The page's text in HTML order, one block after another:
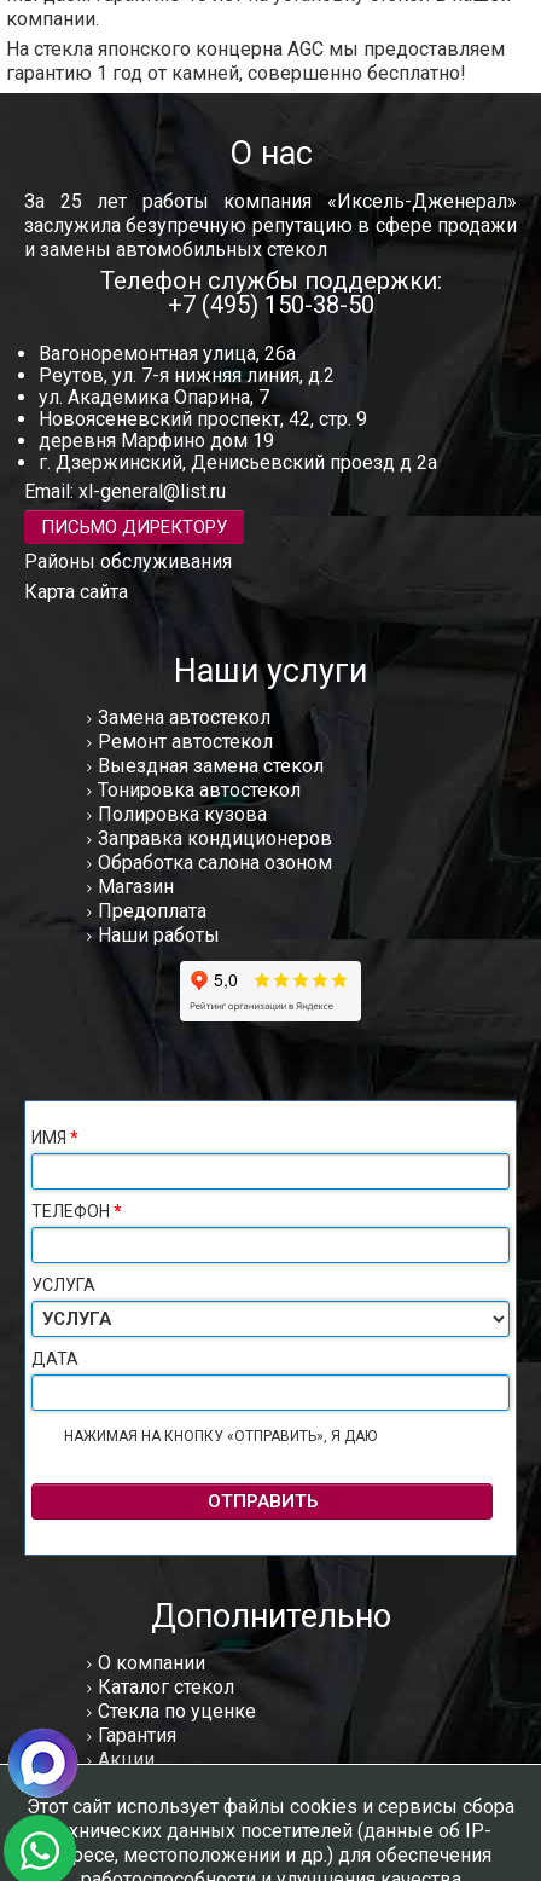
компании.
На стекла японского концерна AGC мы предоставляем
гарантию 1 год от камней, совершенно бесплатно!
О нас
За 25 лет работы компания «Иксель-Дженерал»
заслужила безупречную репутацию в сфере продажи
и замены автомобильных стекол
Телефон службы поддержки:
+7 (495) 150-38-50
Вагоноремонтная улица, 26а
Реутов, ул. 7-я нижняя линия, д.2
ул. Академика Опарина, 7
Новоясеневский проспект, 42, стр. 9
деревня Марфино дом 19
г. Дзержинский, Денисьевский проезд д 2а
Email: xl-general@list.ru
ПИСЬМО ДИРЕКТОРУ
Районы обслуживания
Карта сайта
Наши услуги
Замена автостекол
Ремонт автостекол
Выездная замена стекол
Тонировка автостекол
Полировка кузова
Заправка кондиционеров
Обработка салона озоном
Магазин
Предоплата
Наши работы
ИМЯ *
ТЕЛЕФОН *
УСЛУГА
ДАТА
НАЖИМАЯ НА КНОПКУ «ОТПРАВИТЬ», Я ДАЮ
ОТПРАВИТЬ
Дополнительно
О компании
Каталог стекол
Стекла по уценке
Гарантия
Акции
Отзывы
Вакансии
Контакты
Этот сайт использует файлы cookies и сервисы сбора
технических данных посетителей (данные об IP-
адресе, местоположении и др.) для обеспечения